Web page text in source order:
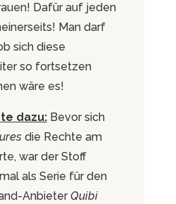
Dafür auf jeden
Man darf
sich diese
so fortsetzen
wäre es!
dazu:Bevor sich
die Rechte am
war der Stoff
als Serie für den
AnbieterQuibi